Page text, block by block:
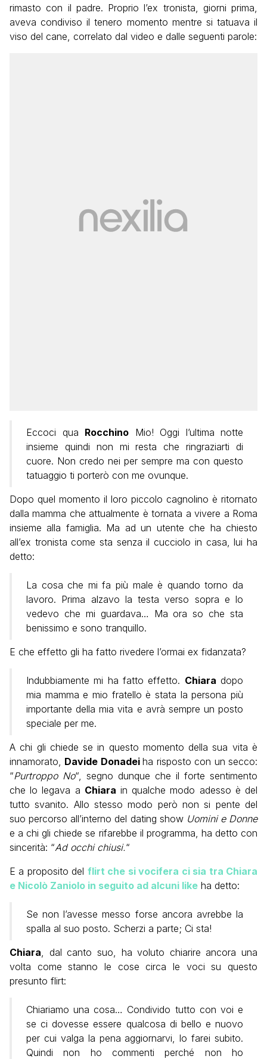
rimasto con il padre. Proprio l’ex tronista, giorni prima,
aveva condiviso il tenero momento mentre si tatuava il
viso del cane, correlato dal video e dalle seguenti parole:
Eccoci qua Rocchino Mio! Oggi l’ultima notte
insieme quindi non mi resta che ringraziarti di
cuore. Non credo nei per sempre ma con questo
tatuaggio ti porterò con me ovunque.
Dopo quel momento il loro piccolo cagnolino è ritornato
dalla mamma che attualmente è tornata a vivere a Roma
insieme alla famiglia. Ma ad un utente che ha chiesto
all’ex tronista come sta senza il cucciolo in casa, lui ha
detto:
La cosa che mi fa più male è quando torno da
lavoro. Prima alzavo la testa verso sopra e lo
vedevo che mi guardava… Ma ora so che sta
benissimo e sono tranquillo.
E che effetto gli ha fatto rivedere l’ormai ex fidanzata?
Indubbiamente mi ha fatto effetto. Chiara dopo
mia mamma e mio fratello è stata la persona più
importante della mia vita e avrà sempre un posto
speciale per me.
A chi gli chiede se in questo momento della sua vita è
innamorato, Davide Donadeiha risposto con un secco:
“Purtroppo No“, segno dunque che il forte sentimento
che lo legava a Chiara in qualche modo adesso è del
tutto svanito. Allo stesso modo però non si pente del
suo percorso all’interno del dating show Uomini e Donne
e a chi gli chiede se rifarebbe il programma, ha detto con
sincerità: “Ad occhi chiusi.“
E a proposito del flirt che si vocifera ci sia tra Chiara
e Nicolò Zaniolo in seguito ad alcuni like ha detto:
Se non l’avesse messo forse ancora avrebbe la
spalla al suo posto. Scherzi a parte; Ci sta!
Chiara, dal canto suo, ha voluto chiarire ancora una
volta come stanno le cose circa le voci su questo
presunto flirt:
Chiariamo una cosa… Condivido tutto con voi e
se ci dovesse essere qualcosa di bello e nuovo
per cui valga la pena aggiornarvi, lo farei subito.
Quindi non ho commenti perché non ho